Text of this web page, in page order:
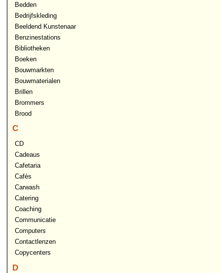
Bedden
Bedrijfskleding
Beeldend Kunstenaar
Benzinestations
Bibliotheken
Boeken
Bouwmarkten
Bouwmaterialen
Brillen
Brommers
Brood
C
CD
Cadeaus
Cafetaria
Cafés
Carwash
Catering
Coaching
Communicatie
Computers
Contactlenzen
Copycenters
D